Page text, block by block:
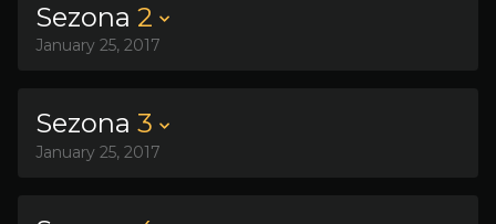
Sezona 2
January 25, 2017
Sezona 3
January 25, 2017